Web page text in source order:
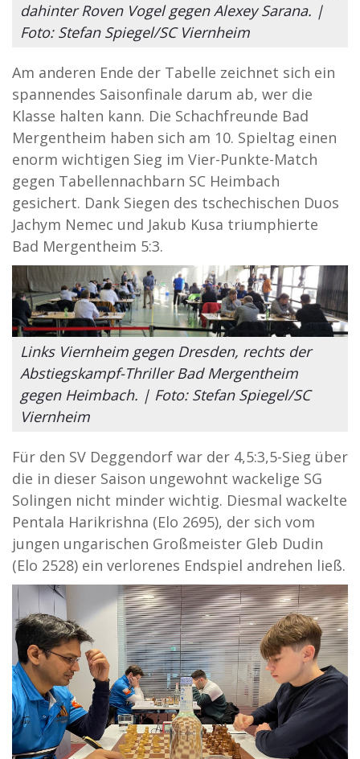
dahinter Roven Vogel gegen Alexey Sarana. |
Foto: Stefan Spiegel/SC Viernheim
Am anderen Ende der Tabelle zeichnet sich ein
spannendes Saisonfinale darum ab, wer die
Klasse halten kann. Die Schachfreunde Bad
Mergentheim haben sich am 10. Spieltag einen
enorm wichtigen Sieg im Vier-Punkte-Match
gegen Tabellennachbarn SC Heimbach
gesichert. Dank Siegen des tschechischen Duos
Jachym Nemec und Jakub Kusa triumphierte
Bad Mergentheim 5:3.
Links Viernheim gegen Dresden, rechts der
Abstiegskampf-Thriller Bad Mergentheim
gegen Heimbach. | Foto: Stefan Spiegel/SC
Viernheim
Für den SV Deggendorf war der 4,5:3,5-Sieg über
die in dieser Saison ungewohnt wackelige SG
Solingen nicht minder wichtig. Diesmal wackelte
Pentala Harikrishna (Elo 2695), der sich vom
jungen ungarischen Großmeister Gleb Dudin
(Elo 2528) ein verlorenes Endspiel andrehen ließ.